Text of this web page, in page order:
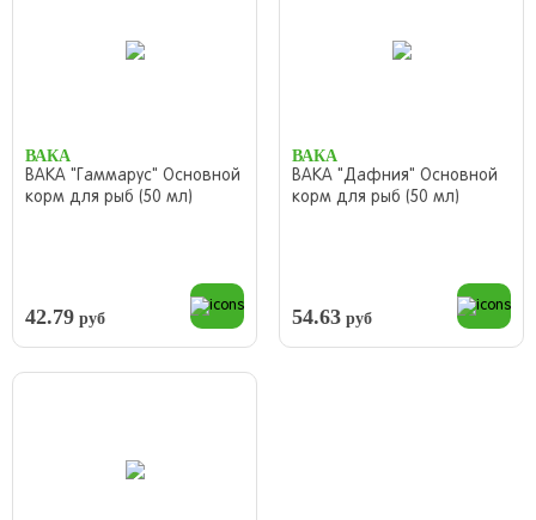
ВАКА
ВАКА "Гаммарус" Основной
корм для рыб (50 мл)
42.79 руб
ВАКА
ВАКА "Дафния" Основной
корм для рыб (50 мл)
54.63 руб